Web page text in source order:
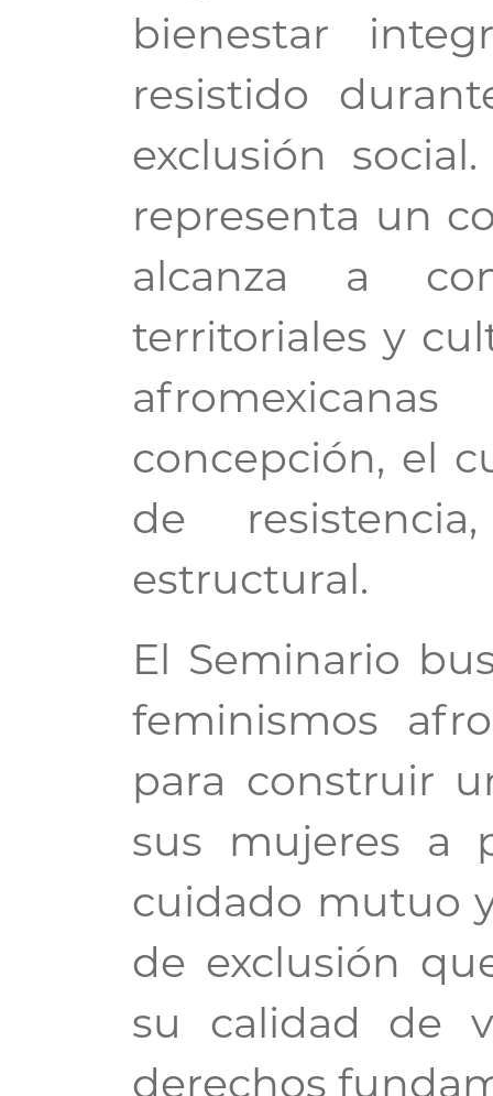
bienestar
resistido
exclusión
representa un
alcanza a
territoriales y
concepción, el
de
estructural.
El Seminario
feminismos
para construir
sus mujeres a
cuidado mutuo
de exclusión
su calidad de
derechos